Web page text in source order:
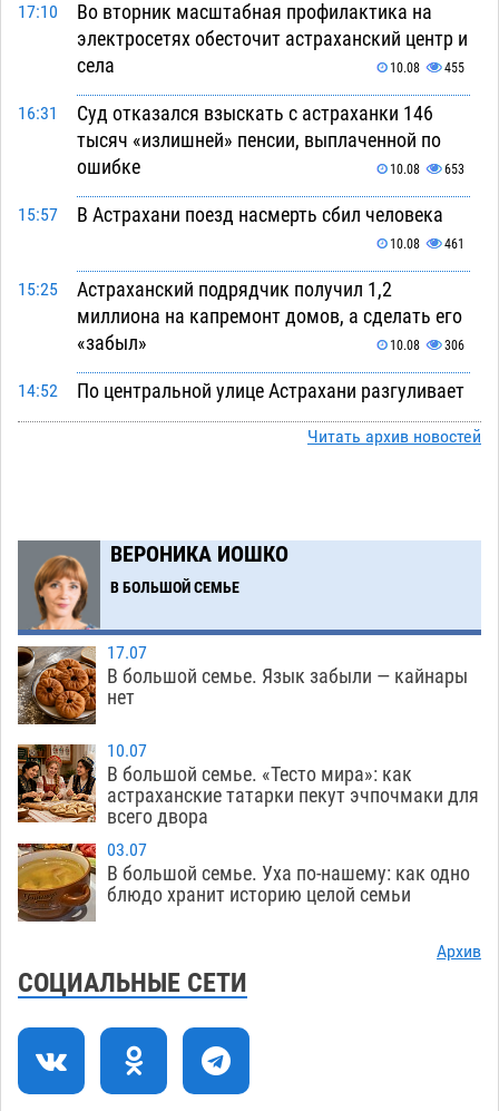
17:10
Во вторник масштабная профилактика на
электросетях обесточит астраханский центр и
села
10.08 455
16:31
Суд отказался взыскать с астраханки 146
тысяч «излишней» пенсии, выплаченной по
ошибке
10.08 653
15:57 В Астрахани поезд насмерть сбил человека
10.08 461
15:25
Астраханский подрядчик получил 1,2
миллиона на капремонт домов, а сделать его
«забыл»
10.08 306
14:52
По центральной улице Астрахани разгуливает
павлин
10.08 506
13:38
Астраханская птицефабрика ответит рублем
за каждый день просрочки судебного
решения
13:01
В Астраханской области запечатлели
огромного черного паука-охотника
12:24
Астраханец из федерального розыска не смог
проехать мимо волгоградского патруля
10.08 380
11:41
В Астрахани появится музыкальный арт-
объект
10.08 494
11:07
Спорт, память и единство поколений: в
Астрахани прошел велопарад памяти Юрия
Филимонова
Мовлидмагомета Рамазанова
10:11
70 лет созидания: в Астрахани чествовали
Читать архив новостей
ВЕРОНИКА ИОШКО
В БОЛЬШОЙ СЕМЬЕ
17.07
В большой семье. Язык забыли — кайнары
нет
10.07
В большой семье. «Тесто мира»: как
астраханские татарки пекут эчпочмаки для
всего двора
03.07
В большой семье. Уха по-нашему: как одно
блюдо хранит историю целой семьи
Архив
СОЦИАЛЬНЫЕ СЕТИ